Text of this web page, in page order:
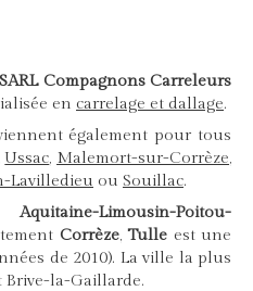
SARL Compagnons Carreleurs
en carrelage et dallage.
également pour tous
Ussac, Malemort-sur-Corrèze,
Lavilledieu ou Souillac.
Aquitaine-Limousin-Poitou-
Corrèze, Tulle est une
de 2010). La ville la plus
Brive-la-Gaillarde.